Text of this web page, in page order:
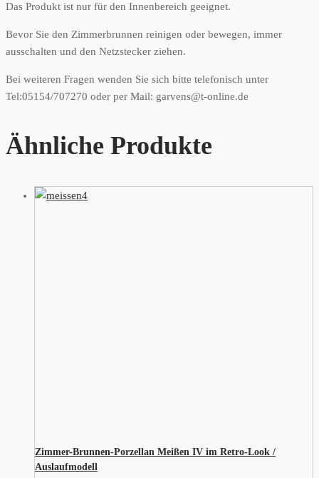
Das Produkt ist nur für den Innenbereich geeignet.
Bevor Sie den Zimmerbrunnen reinigen oder bewegen, immer
ausschalten und den Netzstecker ziehen.
Bei weiteren Fragen wenden Sie sich bitte telefonisch unter
Tel:05154/707270 oder per Mail: garvens@t-online.de
Ähnliche Produkte
Zimmer-Brunnen-Porzellan Meißen IV im Retro-Look /
Auslaufmodell